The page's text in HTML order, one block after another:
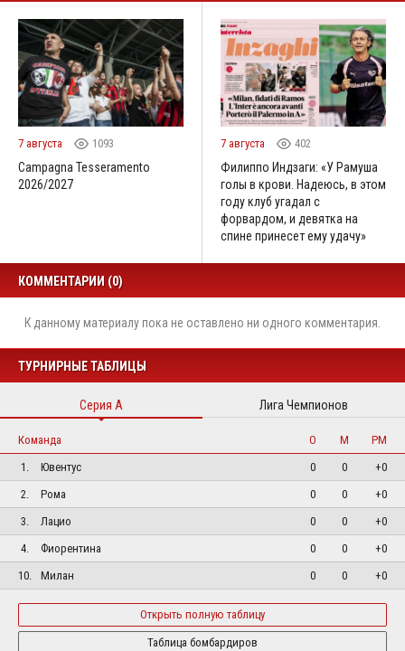
7 августа 1093
Campagna Tesseramento
2026/2027
7 августа 402
Филиппо Индзаги: «У Рамуша
голы в крови. Надеюсь, в этом
году клуб угадал с
форвардом, и девятка на
спине принесет ему удачу»
КОММЕНТАРИИ (0)
К данному материалу пока не оставлено ни одного комментария.
ТУРНИРНЫЕ ТАБЛИЦЫ
Серия А Лига Чемпионов
Команда О М
РМ
1.
Ювентус 0 0
+0
2.
Рома 0 0
+0
3.
Лацио 0 0
+0
4.
Фиорентина 0 0
+0
10.
Милан 0 0 +0
Открыть полную таблицу
Таблица бомбардиров